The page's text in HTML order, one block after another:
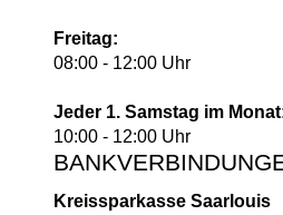
Freitag:
08:00 - 12:00 Uhr
Jeder 1. Samstag im
10:00 - 12:00 Uhr
Kreissparkasse Saarlouis